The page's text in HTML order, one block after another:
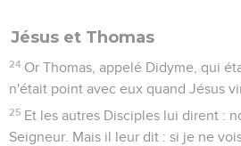
Jésus et Thomas
24 Or Thomas, appelé Didyme, qui
n'était point avec eux quand Jésus
25 Et les autres Disciples lui dirent :
Seigneur. Mais il leur dit : si je ne